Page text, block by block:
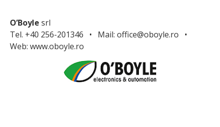
O’Boyle srl
Tel. +40 256-201346 • Mail: office@oboyle.ro •
Web: www.oboyle.ro